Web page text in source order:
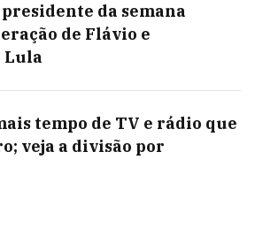
da semana
de Flávio e
Lula
tempo de TV e rádio que
veja a divisão por